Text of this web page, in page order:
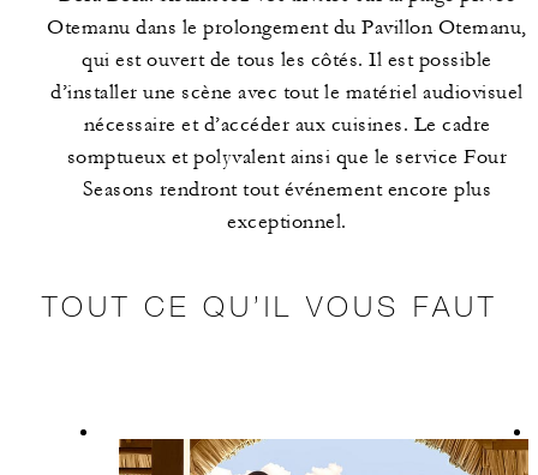
Otemanu dans le prolongement du Pavillon Otemanu,
qui est ouvert de tous les côtés. Il est possible
d’installer une scène avec tout le matériel audiovisuel
nécessaire et d’accéder aux cuisines. Le cadre
somptueux et polyvalent ainsi que le service Four
Seasons rendront tout événement encore plus
exceptionnel.
TOUT CE QU’IL VOUS FAUT